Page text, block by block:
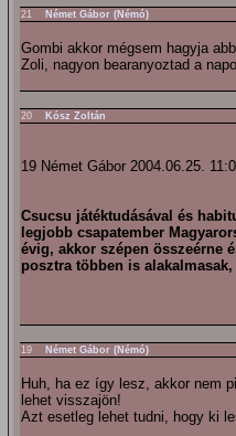
21 Német Gábor (Némó)
Gombi akkor mégsem hagyja
Zoli, nagyon bearanyoztad a
20 Kósz Zoltán
19 Német Gábor 2004.06.25.
Csucsu játéktudásával és
legjobb csapatember
évig, akkor szépen összeérne
posztra többen is
19 Német Gábor (Némó)
Huh, ha ez így lesz, akkor nem
lehet visszajön!
Azt esetleg lehet tudni, hogy ki